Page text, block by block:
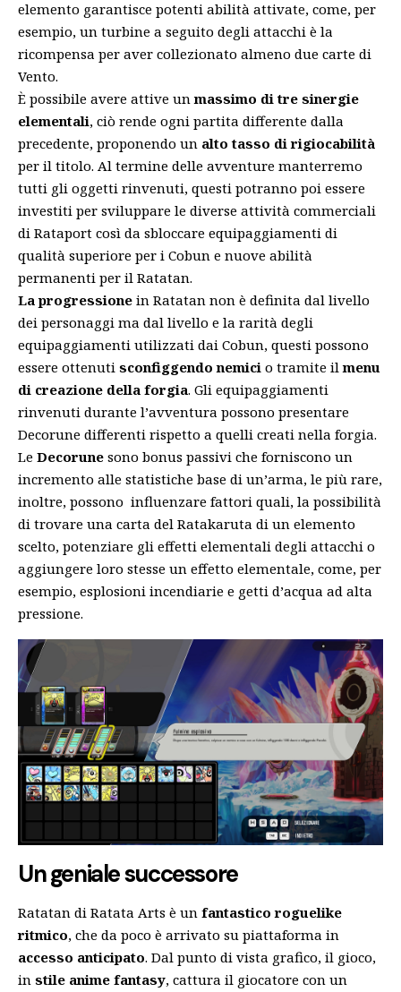
elemento garantisce potenti abilità attivate, come, per
esempio, un turbine a seguito degli attacchi è la
ricompensa per aver collezionato almeno due carte di
Vento.
È possibile avere attive unmassimo di tre sinergie
elementali, ciò rende ogni partita differente dalla
precedente, proponendo un alto tasso di rigiocabilità
per il titolo. Al termine delle avventure manterremo
tutti gli oggetti rinvenuti, questi potranno poi essere
investiti per sviluppare le diverse attività commerciali
di Rataport così da sbloccare equipaggiamenti di
qualità superiore per i Cobun e nuove abilità
permanenti per il Ratatan.
La progressione in Ratatan non è definita dal livello
dei personaggi ma dal livello e la rarità degli
equipaggiamenti utilizzati dai Cobun, questi possono
essere ottenuti sconfiggendo nemici o tramite ilmenu
di creazione della forgia. Gli equipaggiamenti
rinvenuti durante l’avventura possono presentare
Decorune differenti rispetto a quelli creati nella forgia.
Le Decorune sono bonus passivi che forniscono un
incremento alle statistiche base di un’arma, le più rare,
inoltre, possono influenzare fattori quali, la possibilità
di trovare una carta del Ratakaruta di un elemento
scelto, potenziare gli effetti elementali degli attacchi o
aggiungere loro stesse un effetto elementale, come, per
esempio, esplosioni incendiarie e getti d’acqua ad alta
pressione.
Un geniale successore
Ratatan di Ratata Arts è un fantastico roguelike
ritmico, che da poco è arrivato su piattaforma in
accesso anticipato. Dal punto di vista grafico, il gioco,
in stile anime fantasy, cattura il giocatore con un